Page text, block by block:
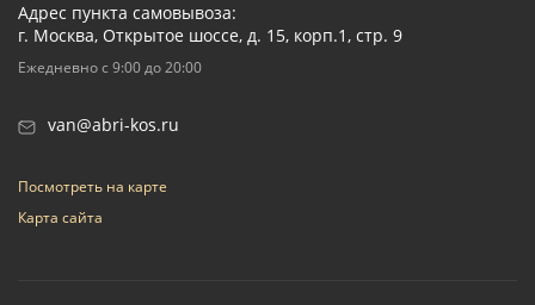
Адрес пункта самовывоза:
г. Москва, Открытое шоссе, д. 15, корп.1, стр. 9
Ежедневно с 9:00 до 20:00
van@abri-kos.ru
Посмотреть на карте
Карта сайта